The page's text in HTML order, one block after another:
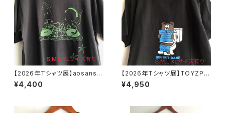
【2026年Tシャツ展】aosansy
o「イカとタコのDJユニット 」T
シャツ ダークグレー S・M・L・
¥4,400
【2026年Tシャツ展】TOYZPE
T「SECRET BASE」Ｔシャツ ス
ミクロ S・M・L・XLサイズ【ハン
¥4,950